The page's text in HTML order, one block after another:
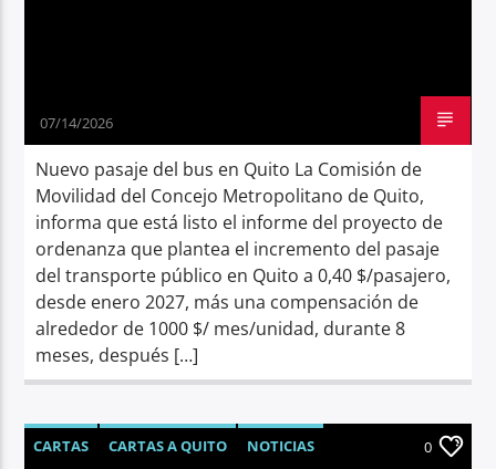
07/14/2026
Nuevo pasaje del bus en Quito La Comisión de
Movilidad del Concejo Metropolitano de Quito,
informa que está listo el informe del proyecto de
ordenanza que plantea el incremento del pasaje
del transporte público en Quito a 0,40 $/pasajero,
desde enero 2027, más una compensación de
alrededor de 1000 $/ mes/unidad, durante 8
meses, después […]
CARTAS CARTAS A QUITO
NOTICIAS
0